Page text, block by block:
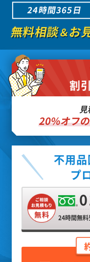
24時間365日
無料相談＆お
割
20%オフ
不用
プ
24時間無料